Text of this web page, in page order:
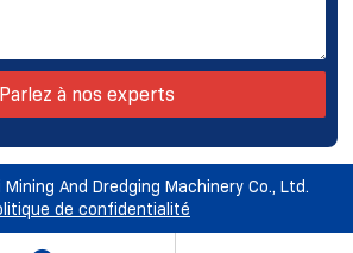
Parlez à nos experts
And Dredging Machinery Co., Ltd.
de confidentialité